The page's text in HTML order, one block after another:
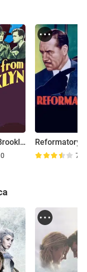
Nurse from Brooklyn Reformatory
7.5